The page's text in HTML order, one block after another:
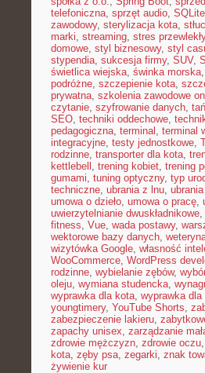
telefoniczna, sprzęt audio, SQLite
zawodowy, sterylizacja kota,
marki, streaming, stres przewlekły
domowe, styl biznesowy, styl
stypendia, sukcesja firmy, SUV,
świetlica wiejska, świnka morska,
podróżne, szczepienie kota,
prywatna, szkolenia zawodowe
czytanie, szyfrowanie danych,
SEO, techniki oddechowe,
pedagogiczna, terminal , terminal
integracyjne, testy jednostkowe,
rodzinne, transporter dla kota,
kettlebell , trening kobiet, trening
gumami, tuning optyczny, typ
techniczne, ubrania z lnu, ubrania
umowa o dzieło, umowa o pracę,
uwierzytelnianie dwuskładnikowe,
fitness, Vue, wada postawy,
wektorowe bazy danych,
wizytówka Google, własność
WooCommerce, WordPress
rodzinne, wybielanie zębów,
oleju, wymiana studencka,
wyprawka dla kota, wyprawka dla
youngtimery, YouTube Shorts,
zabezpieczenie lakieru,
zapachy unisex, zarządzanie
zdrowie mężczyzn, zdrowie oczu,
kota, zęby psa, zegarki, znak
żywienie kur